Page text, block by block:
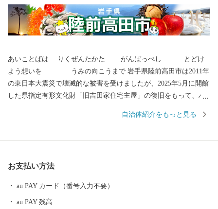
あいことばは りくぜんたかた がんばっぺし とどけ
よう想いを うみの向こうまで 岩手県陸前高田市は2011年
の東日本大震災で壊滅的な被害を受けましたが、2025年5月に開館
した県指定有形文化財「旧吉田家住宅主屋」の復旧をもって、ハ
く過ごしやすく、虎舞いで新年を祝います。 四季折々の陸前高田
障がい者の皆様に正式に委託しております。 もしかすると、きち
自治体紹介をもっと見る
お支払い方法
au PAY カード（番号入力不要）
au PAY 残高